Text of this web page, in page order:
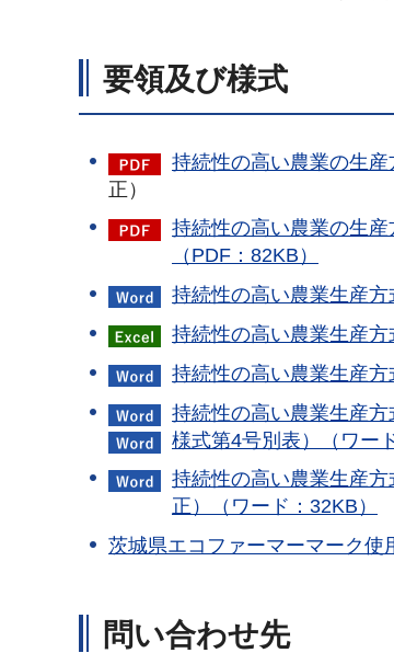
要領及び様式
持続性の高い農業の生産
正）
持続性の高い農業の生
（PDF：82KB）
持続性の高い農業生産
持続性の高い農業生産方
持続性の高い農業生産
持続性の高い農業生産
様式第4号別表）（ワー
持続性の高い農業生産
正）（ワード：32KB）
茨城県エコファーマーマーク使
問い合わせ先